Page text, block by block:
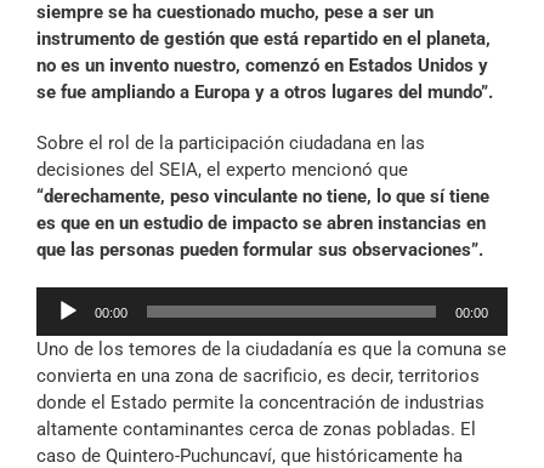
siempre se ha cuestionado mucho, pese a ser un
instrumento de gestión que está repartido en el planeta,
no es un invento nuestro, comenzó en Estados Unidos y
se fue ampliando a Europa y a otros lugares del mundo”.
Sobre el rol de la participación ciudadana en las
decisiones del SEIA, el experto mencionó que
“derechamente, peso vinculante no tiene, lo que sí tiene
es que en un estudio de impacto se abren instancias en
que las personas pueden formular sus observaciones”.
Reproductor
audio
00:00 00:00
Uno de los temores de la ciudadanía es que la comuna se
convierta en una zona de sacrificio, es decir, territorios
donde el Estado permite la concentración de industrias
altamente contaminantes cerca de zonas pobladas. El
caso de Quintero-Puchuncaví, que históricamente ha